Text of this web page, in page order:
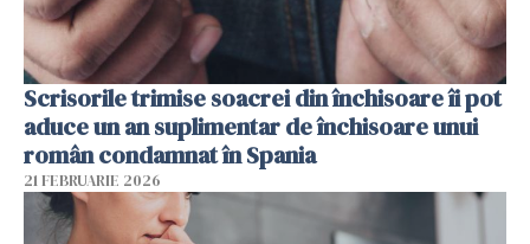
Scrisorile trimise soacrei din închisoare îi pot
aduce un an suplimentar de închisoare unui
român condamnat în Spania
21 FEBRUARIE 2026